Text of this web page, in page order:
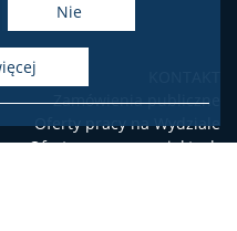
Nie
Zamówienia publiczne
Oferty pracy na Wydziale
Oferty pracy w projektach